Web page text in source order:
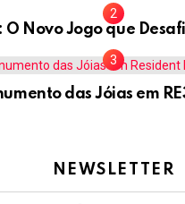
O Novo Jogo que
das Jóias em
NEWSLETTER